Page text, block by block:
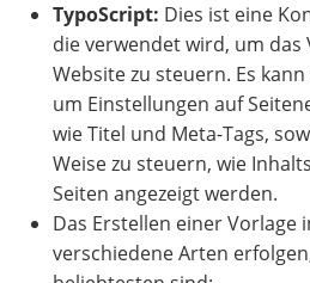
TypoScript: Dies ist eine
die verwendet wird, um
Website zu steuern. Es
um Einstellungen auf
wie Titel und Meta-Tags,
Weise zu steuern, wie
Seiten angezeigt werden.
Das Erstellen einer Vorlage
verschiedene Arten